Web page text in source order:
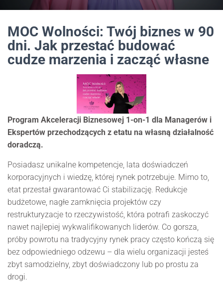
MOC Wolności: Twój biznes w 90
dni. Jak przestać budować
cudze marzenia i zacząć własne
Program Akceleracji Biznesowej 1-on-1 dla Managerów i
Ekspertów przechodzących z etatu na własną działalność
doradczą.
Posiadasz unikalne kompetencje, lata doświadczeń
korporacyjnych i wiedzę, której rynek potrzebuje. Mimo to,
etat przestał gwarantować Ci stabilizację. Redukcje
budżetowe, nagłe zamknięcia projektów czy
restrukturyzacje to rzeczywistość, która potrafi zaskoczyć
nawet najlepiej wykwalifikowanych liderów. Co gorsza,
próby powrotu na tradycyjny rynek pracy często kończą się
bez odpowiedniego odzewu – dla wielu organizacji jesteś
zbyt samodzielny, zbyt doświadczony lub po prostu za
drogi.